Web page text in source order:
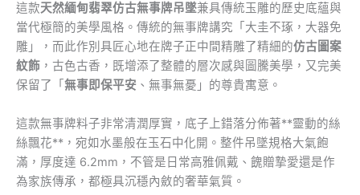
這款天然緬甸翡翠仿古無事牌吊墜兼具傳統玉雕的歷史底蘊與
當代極簡的美學風格。傳統的無事牌講究「大圭不琢，大器免
雕」，而此作別具匠心地在牌子正中間精雕了精細的仿古圖案
紋飾 ，古色古香，既增添了整體的層次感與圖騰美學，又完美
保留了「 無事即保平安 、無事無憂」的尊貴寓意。
這款無事牌料子非常清潤厚實，底子上錯落分佈著**靈動的絲
絲飄花**，宛如水墨般在玉石中化開。整件吊墜規格大氣飽
滿，厚度達 6.2mm，不管是日常高雅佩戴、餽贈摯愛還是作
為家族傳承，都極具沉穩內斂的奢華氣質。